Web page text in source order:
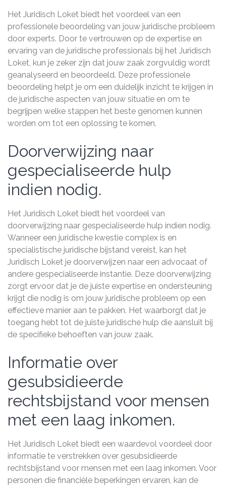
Het Juridisch Loket biedt het voordeel van een
professionele beoordeling van jouw juridische probleem
door experts. Door te vertrouwen op de expertise en
ervaring van de juridische professionals bij het Juridisch
Loket, kun je zeker zijn dat jouw zaak zorgvuldig wordt
geanalyseerd en beoordeeld. Deze professionele
beoordeling helpt je om een duidelijk inzicht te krijgen in
de juridische aspecten van jouw situatie en om te
begrijpen welke stappen het beste genomen kunnen
worden om tot een oplossing te komen.
Doorverwijzing naar
gespecialiseerde hulp
indien nodig.
Het Juridisch Loket biedt het voordeel van
doorverwijzing naar gespecialiseerde hulp indien nodig.
Wanneer een juridische kwestie complex is en
specialistische juridische bijstand vereist, kan het
Juridisch Loket je doorverwijzen naar een advocaat of
andere gespecialiseerde instantie. Deze doorverwijzing
zorgt ervoor dat je de juiste expertise en ondersteuning
krijgt die nodig is om jouw juridische probleem op een
effectieve manier aan te pakken. Het waarborgt dat je
toegang hebt tot de juiste juridische hulp die aansluit bij
de specifieke behoeften van jouw zaak.
Informatie over
gesubsidieerde
rechtsbijstand voor mensen
met een laag inkomen.
Het Juridisch Loket biedt een waardevol voordeel door
informatie te verstrekken over gesubsidieerde
rechtsbijstand voor mensen met een laag inkomen. Voor
personen die financiële beperkingen ervaren, kan de